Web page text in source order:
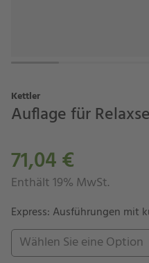
Kettler
Auflage für
71,04 €
Enthält 19% MwSt.
Express: Ausführungen mit
Wählen Sie eine Option